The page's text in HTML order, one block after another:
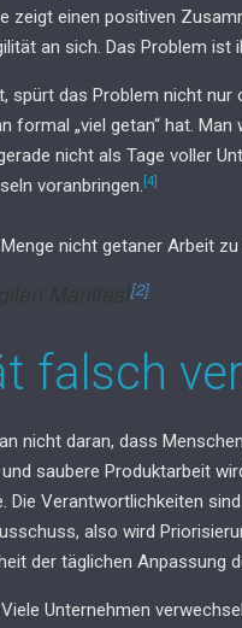
zeigt einen positiven
an sich. Das Problem ist
spürt das Problem nicht
formal „viel getan“ hat.
nicht als Tage voller
voranbringen. [4]
nicht getaner Arbeit
Manifest[2]
falsch
nicht daran, dass
saubere Produktarbeit
Die Verantwortlichkeiten
also wird
der täglichen Anpassung
Unternehmen